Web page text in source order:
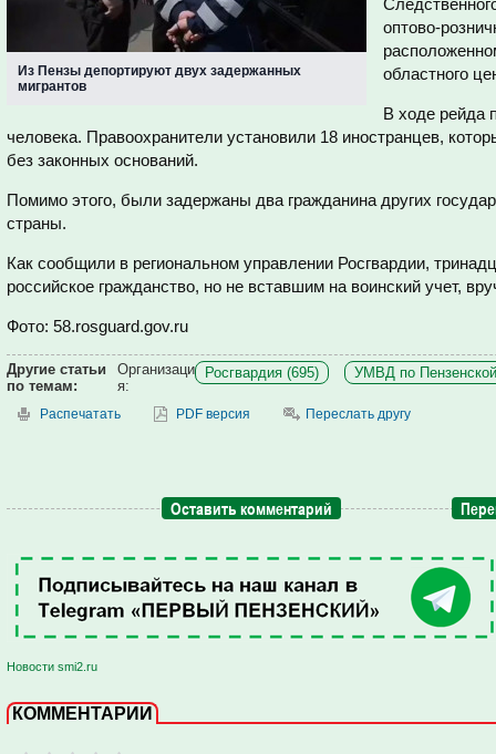
Из Пензы депортируют двух задержанных
мигрантов
оптово-
областного
В ходе рейда
человека. Правоохранители установили 18 иностранцев,
без законных оснований.
Помимо этого, были задержаны два гражданина других
страны.
Как сообщили в региональном управлении Росгвардии,
российское гражданство, но не вставшим на воинский учет,
Фото: 58.rosguard.gov.ru
Другие статьи
по темам:
Организаци
я:
Росгвардия (695) УМВД по
Распечатать PDF версия Переслать другу
Оставить комментарий
Новости smi2.ru
КОММЕНТАРИИ